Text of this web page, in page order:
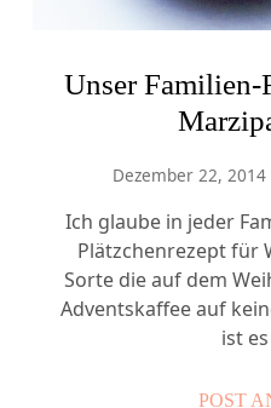
Unser
Dezember 22, 2014
Ich glaube in jeder
Plätzchenrezept für
Sorte die auf dem
Adventskaffee auf
ist
POST